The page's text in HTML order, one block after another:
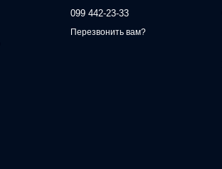
099 442-23-33
Перезвонить вам?